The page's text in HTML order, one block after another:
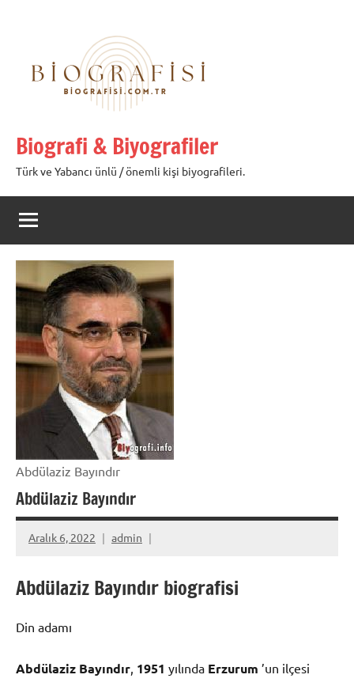
Biografi & Biyografiler
Türk ve Yabancı ünlü / önemli kişi biyografileri.
Abdülaziz Bayındır
Abdülaziz Bayındır
Aralık 6, 2022 admin
Abdülaziz Bayındır biografisi
Din adamı
Abdülaziz Bayındır 1951 yılında Erzurum ’un ilçesi